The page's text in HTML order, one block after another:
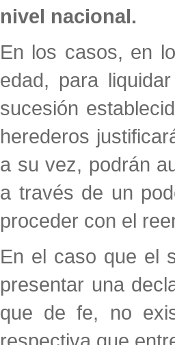
nivel nacional.
En los casos, en
edad, para
sucesión
herederos
a su vez, podrán
a través de un
proceder con el
En el caso que el
presentar una
que de fe, no